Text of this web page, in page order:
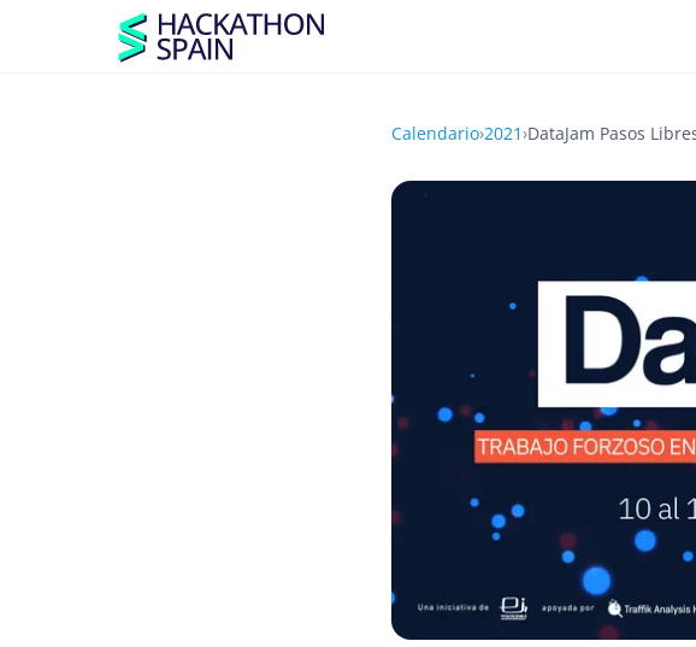
Calendario›2021›DataJam Pasos